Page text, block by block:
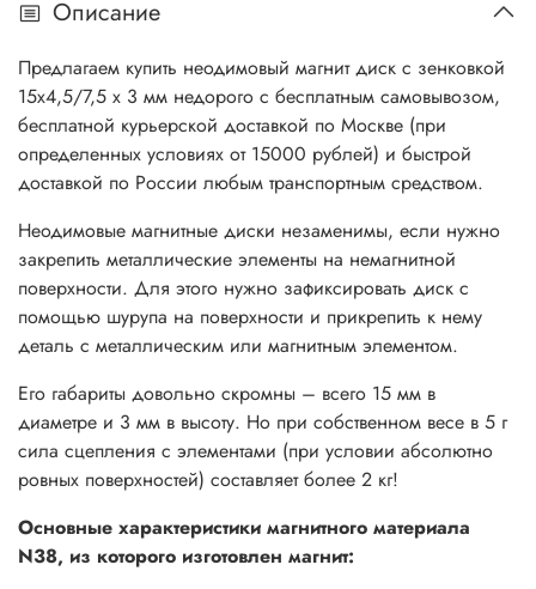
Описание
Предлагаем купить неодимовый магнит диск с зенковкой
15x4,5/7,5 х 3 мм недорого с бесплатным самовывозом,
бесплатной курьерской доставкой по Москве (при
определенных условиях от 15000 рублей) и быстрой
доставкой по России любым транспортным средством.
Неодимовые магнитные диски незаменимы, если нужно
закрепить металлические элементы на немагнитной
поверхности. Для этого нужно зафиксировать диск с
помощью шурупа на поверхности и прикрепить к нему
деталь с металлическим или магнитным элементом.
Его габариты довольно скромны – всего 15 мм в
диаметре и 3 мм в высоту. Но при собственном весе в 5 г
сила сцепления с элементами (при условии абсолютно
ровных поверхностей) составляет более 2 кг!
Основные характеристики магнитного материала
N38, из которого изготовлен магнит: